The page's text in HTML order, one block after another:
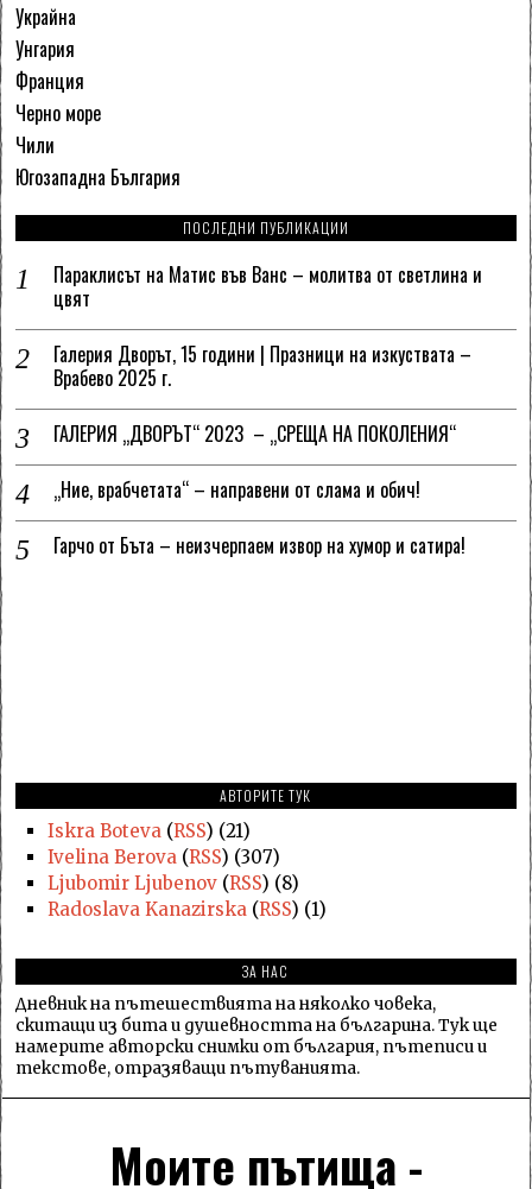
Украйна
Унгария
Франция
Черно море
Чили
Югозападна България
ПОСЛЕДНИ ПУБЛИКАЦИИ
Параклисът на Матис във Ванс – молитва от светлина и
цвят
Галерия Дворът, 15 години | Празници на изкуствата –
Врабево 2025 г.
ГАЛЕРИЯ „ДВОРЪТ“ 2023 – „СРЕЩА НА ПОКОЛЕНИЯ“
„Ние, врабчетата“ – направени от слама и обич!
Гарчо от Бъта – неизчерпаем извор на хумор и сатира!
АВТОРИТЕ ТУК
Iskra Boteva (RSS) (21)
Ivelina Berova (RSS) (307)
Ljubomir Ljubenov(RSS) (8)
Radoslava Kanazirska (RSS) (1)
ЗА НАС
Дневник на пътешествията на няколко човека,
скитащи из бита и душевността на българина. Тук ще
намерите авторски снимки от българия, пътеписи и
текстове, отразяващи пътуванията.
Моите пътища -